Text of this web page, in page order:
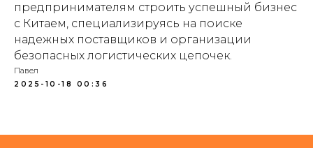
предпринимателям строить успешный бизнес
с Китаем, специализируясь на поиске
надежных поставщиков и организации
безопасных логистических цепочек.
Павел
2025-10-18 00:36